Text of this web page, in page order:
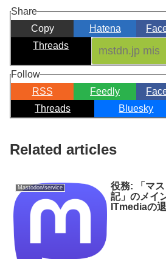
Share
Copy
Hatena
Threads
Follow
RSS
Feedly
Threads
Bluesky
Related articles
Mastodon/service
役務: 「マ
記」のメイ
ITmediaの